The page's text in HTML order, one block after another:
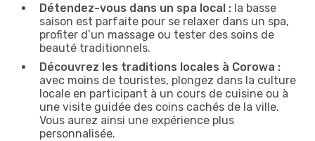
Détendez-vous dans un spa local : la basse
saison est parfaite pour se relaxer dans un spa,
profiter d’un massage ou tester des soins de
beauté traditionnels.
Découvrez les traditions locales à Corowa :
avec moins de touristes, plongez dans la culture
locale en participant à un cours de cuisine ou à
une visite guidée des coins cachés de la ville.
Vous aurez ainsi une expérience plus
personnalisée.